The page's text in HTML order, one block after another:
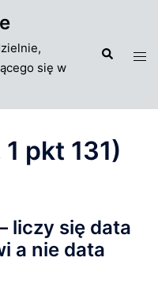
się w
Szukaj
pkt 131)
liczy się data
a nie data